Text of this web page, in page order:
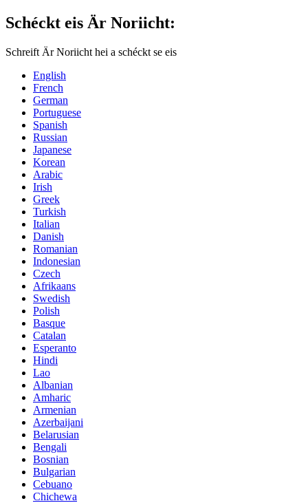
Schéckt eis Är Noriicht:
Schreift Är Noriicht hei a schéckt se eis
English
French
German
Portuguese
Spanish
Russian
Japanese
Korean
Arabic
Irish
Greek
Turkish
Italian
Danish
Romanian
Indonesian
Czech
Afrikaans
Swedish
Polish
Basque
Catalan
Esperanto
Hindi
Lao
Albanian
Amharic
Armenian
Azerbaijani
Belarusian
Bengali
Bosnian
Bulgarian
Cebuano
Chichewa